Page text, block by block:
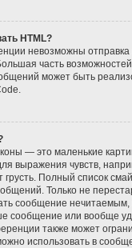
HTML?
невозможны отправка
часть
может быть
— это маленькие
выражения чувств,
грусть. Полный список
Только не
сообщение
сообщение или вообще
также может
использовать в